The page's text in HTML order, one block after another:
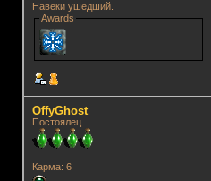
Навеки ушедший.
Awards
OffyGhost
Постоялец
Карма: 6